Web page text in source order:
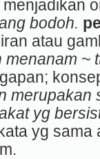
bodoh.
atau
menanam ~
merupakan
yg
yg sama